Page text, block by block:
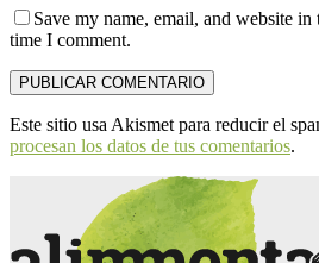
Save my name, email, and website
time I comment.
Este sitio usa Akismet para reducir el
procesan los datos de tus comentarios.